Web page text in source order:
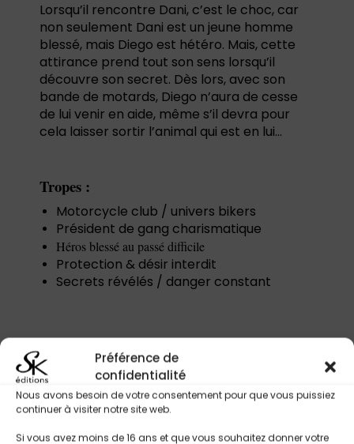
Préférence de
confidentialité
Nous avons besoin de votre consentement pour que vous puissiez
continuer à visiter notre site web.
Si vous avez moins de 16 ans et que vous souhaitez donner votre
Lorsqu’il rencontre Dani, c’est le choc, car
non seulement Dani est un jeune homme
blessé, mais Diego est hétéro. Mais, cette
attirance prend tout son sens lorsqu’il
découvre son secret. Dès lors, avec son
bande de motards, Diego n’aura de cesse
de lui venir en aide, même s’il devra pour
cela laisser sortir l’animal qui est en lui…
Tropes :
Motorcycle club / univers bikers
Président de gang charismatique
Héros blessé au passé difficile
Protection & désir interdit
Secrets révélés / danger constant
Titres Similaires